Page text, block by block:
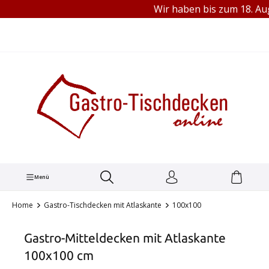
TEL.: +49 (0) 251 1445680Wir haben bis zum 18.
Menü
Home Gastro-Tischdecken mit Atlaskante 100x100
Gastro-Mitteldecken mit Atlaskante
100x100 cm